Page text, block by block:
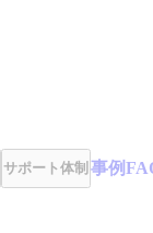
サポート体制 事例